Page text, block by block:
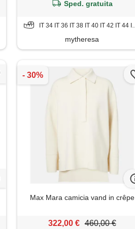
Sped. gratuita
IT 34 IT 36 IT 38 IT 40 IT 42 IT 44 IT 46
mytheresa
Max Mara camicia vand in crêpe
322,00 € 460,00 €